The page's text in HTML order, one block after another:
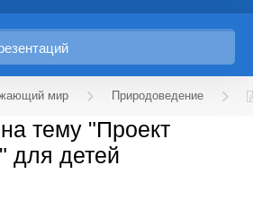
мир Природоведение
тему "Проект
для детей